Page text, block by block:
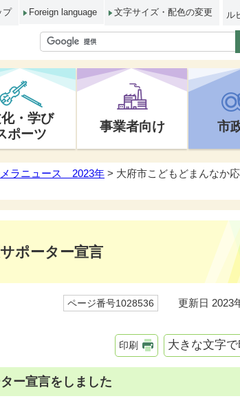
プ Foreign language 文字サイズ・配色の変更 ル
・学び
ポーツ
事業者向け 市
ラニュース 2023年 > 大府市こどもどまんなか
ポーター宣言
ページ番号1028536 更新日 2023
印刷 大きな文字で
ー宣言をしました